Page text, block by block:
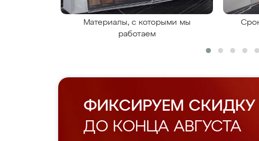
Материалы, с которыми мы
работаем
ФИКСИРУЕМ СКИДКУ
ДО КОНЦА АВГУСТА